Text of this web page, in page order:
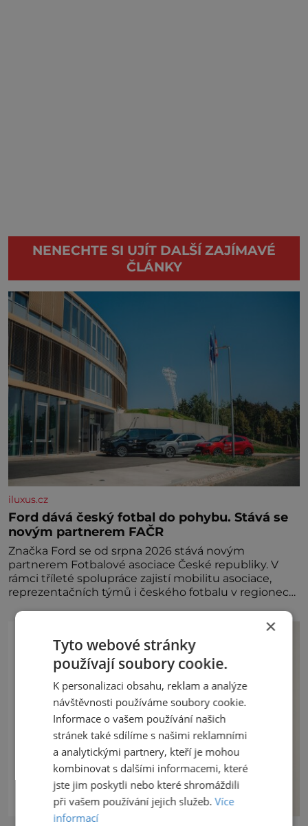
NENECHTE SI UJÍT DALŠÍ ZAJÍMAVÉ
ČLÁNKY
iluxus.cz
Ford dává český fotbal do pohybu. Stává se
novým partnerem FAČR
Značka Ford se od srpna 2026 stává novým
partnerem Fotbalové asociace České republiky. V
rámci tříleté spolupráce zajistí mobilitu asociace,
reprezentačních týmů i českého fotbalu v regionech.
×
Tyto webové stránky
používají soubory cookie.
K personalizaci obsahu, reklam a analýze
návštěvnosti používáme soubory cookie.
Informace o vašem používání našich
stránek také sdílíme s našimi reklamními
a analytickými partnery, kteří je mohou
kombinovat s dalšími informacemi, které
jste jim poskytli nebo které shromáždili
při vašem používání jejich služeb.Více
informací